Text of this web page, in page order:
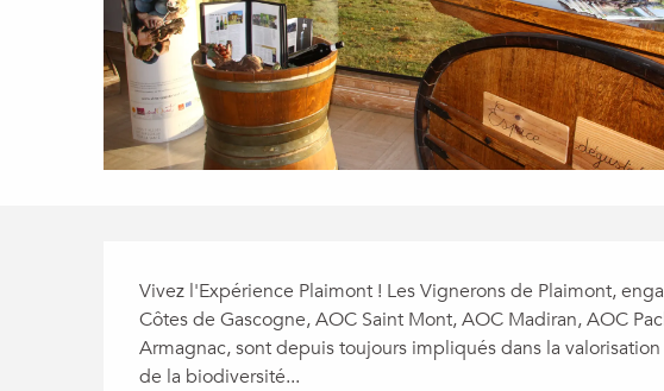
Description
Vivez l'Expérience Plaimont ! Les Vignerons de Plaimont,
Côtes de Gascogne, AOC Saint Mont, AOC Madiran, AOC
Armagnac, sont depuis toujours impliqués dans la
de la biodiversité...